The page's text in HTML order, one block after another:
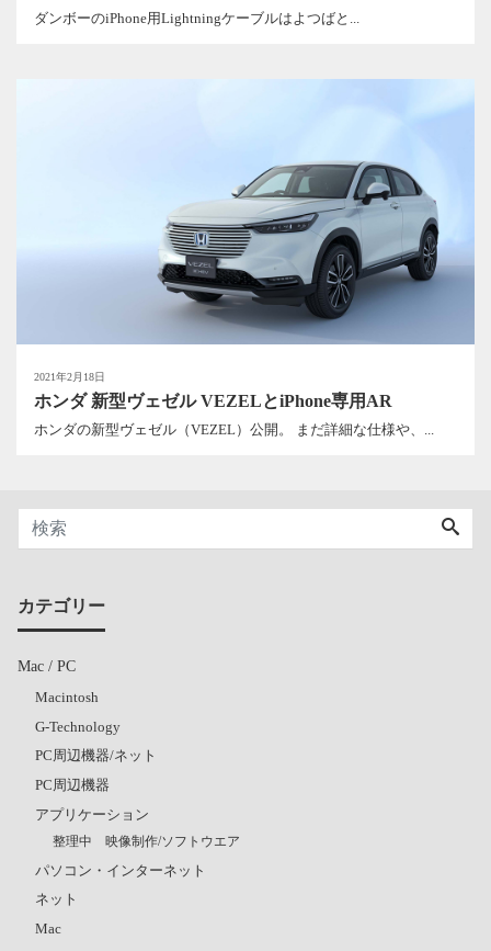
ダンボーのiPhone用Lightningケーブルはよつばと...
2021年2月18日
ホンダ 新型ヴェゼル VEZELとiPhone専用AR
ホンダの新型ヴェゼル（VEZEL）公開。 まだ詳細な仕様や、...
カテゴリー
Mac / PC
Macintosh
G-Technology
PC周辺機器/ネット
PC周辺機器
アプリケーション
整理中 映像制作/ソフトウエア
パソコン・インターネット
ネット
Mac